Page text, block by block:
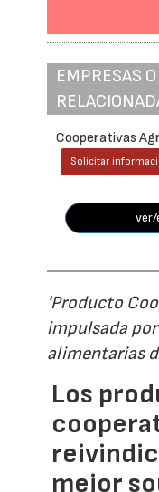
EMPRESAS
Cooperativas
Solicitar
'Producto
impulsada
alimentarias
Los
mejor